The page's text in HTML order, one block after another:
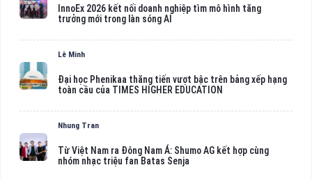
InnoEx 2026 kết nối doanh nghiệp tìm mô hình tăng
trưởng mới trong làn sóng AI
Lê Minh
Đại học Phenikaa thăng tiến vượt bậc trên bảng xếp hạng
toàn cầu của TIMES HIGHER EDUCATION
Nhung Tran
Từ Việt Nam ra Đông Nam Á: Shumo AG kết hợp cùng
nhóm nhạc triệu fan Batas Senja